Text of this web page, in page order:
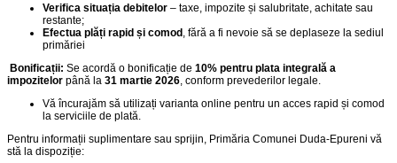
Verifica situația debitelor – taxe, impozite și salubritate, achitate sau
restante;
Efectua plăți rapid și comod , fără a fi nevoie să se deplaseze la sediul
primăriei
Bonificații: Se acordă o bonificație de 10% pentru plata integrală a
impozitelor până la 31 martie 2026, conform prevederilor legale.
Vă încurajăm să utilizați varianta online pentru un acces rapid și comod
la serviciile de plată.
Pentru informații suplimentare sau sprijin, Primăria Comunei Duda-Epureni vă
stă la dispoziție: